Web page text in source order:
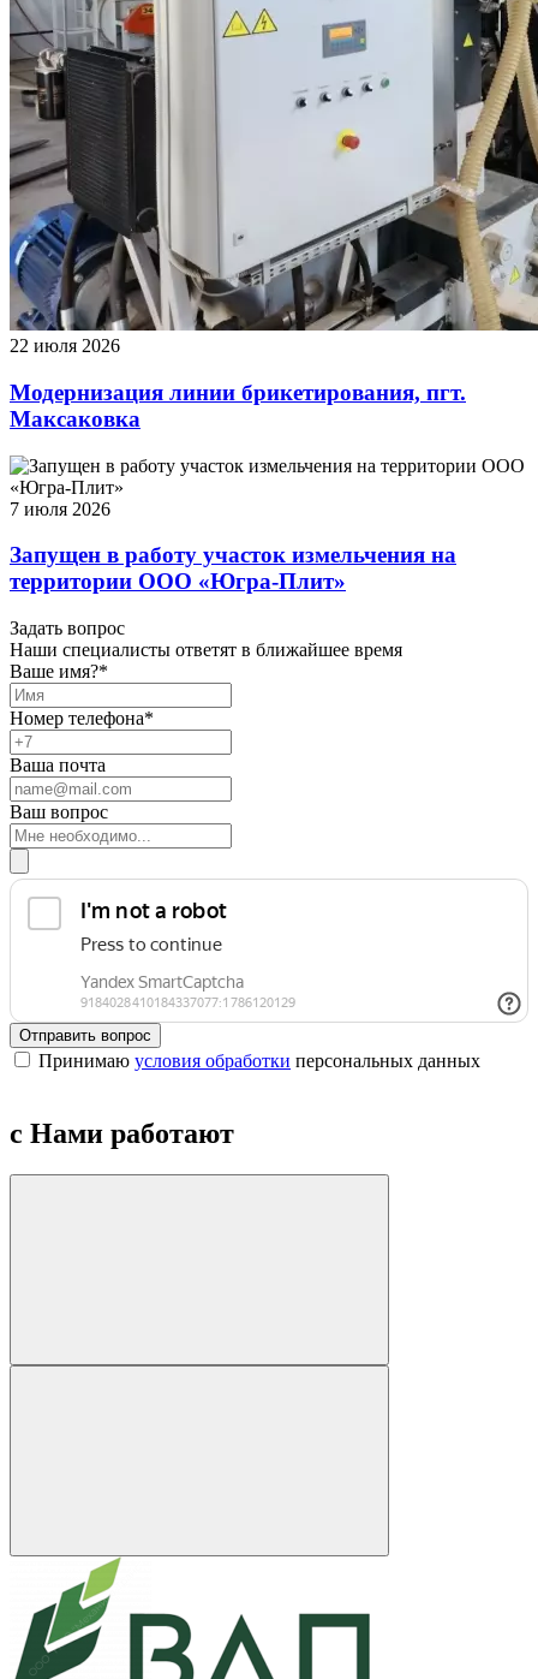
22 июля 2026
Модернизация линии брикетирования, пгт.
Максаковка
7 июля 2026
Запущен в работу участок измельчения на
территории ООО «Югра-Плит»
Задать вопрос
Наши специалисты ответят в ближайшее время
Ваше имя?*
Номер телефона*
Ваша почта
Ваш вопрос
Отправить вопрос
Принимаю условия обработки персональных данных
с Нами работают